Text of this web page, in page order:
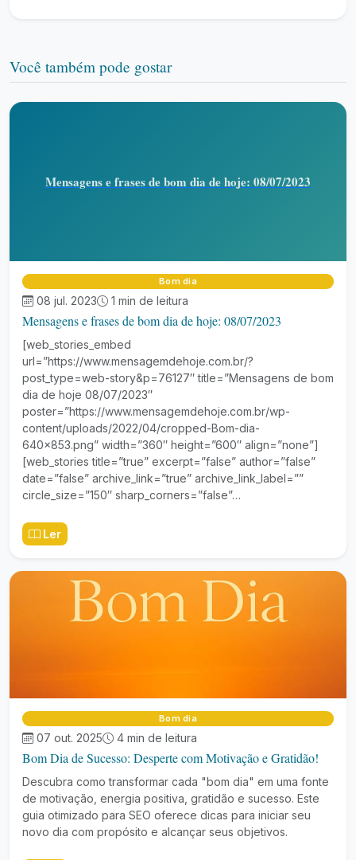
Você também pode gostar
Mensagens e frases de bom dia de hoje: 08/07/2023
Bom dia
08 jul. 2023 1 min de leitura
Mensagens e frases de bom dia de hoje: 08/07/2023
[web_stories_embed
url=”https://www.mensagemdehoje.com.br/?
post_type=web-story&p=76127″ title=”Mensagens de bom
dia de hoje 08/07/2023″
poster=”https://www.mensagemdehoje.com.br/wp-
content/uploads/2022/04/cropped-Bom-dia-
640×853.png” width=”360″ height=”600″ align=”none”]
[web_stories title=”true” excerpt=”false” author=”false”
date=”false” archive_link=”true” archive_link_label=””
circle_size=”150″ sharp_corners=”false”…
Ler
Bom dia
07 out. 2025 4 min de leitura
Bom Dia de Sucesso: Desperte com Motivação e Gratidão!
Descubra como transformar cada "bom dia" em uma fonte
de motivação, energia positiva, gratidão e sucesso. Este
guia otimizado para SEO oferece dicas para iniciar seu
novo dia com propósito e alcançar seus objetivos.